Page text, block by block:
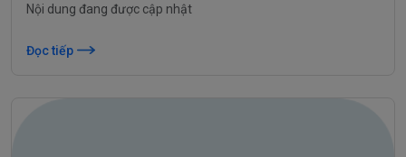
Nội dung đang được cập nhật
Đọc tiếp